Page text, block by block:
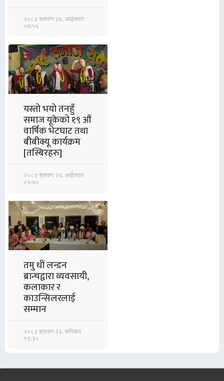
२०८३ श्रावण २४, आईतवार
०७:५६
यस्तो भयो तनहुँ
समाज यूकेको १९ औं
वार्षिक भेटघाट तथा
बीबीक्यू कार्यक्रम
[तस्बिरहरु]
२०८३ श्रावण २४, आईतवार
०५:४०
तमु धीं लन्डन
ब्रान्चद्वारा व्यवसायी,
कलाकार र
काउन्सिलरलाई
सम्मान
२०८३ श्रावण २३, शनिबार
१९:३०